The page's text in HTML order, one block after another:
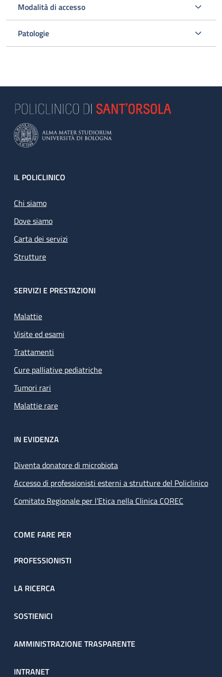
Modalità di accesso
Patologie
Footer
IL POLICLINICO
Chi siamo
Dove siamo
Carta dei servizi
Strutture
SERVIZI E PRESTAZIONI
Malattie
Visite ed esami
Trattamenti
Cure palliative pediatriche
Tumori rari
Malattie rare
IN EVIDENZA
Diventa donatore di microbiota
Accesso di professionisti esterni a strutture del Policlinico
Comitato Regionale per l’Etica nella Clinica COREC
COME FARE PER
PROFESSIONISTI
LA RICERCA
SOSTIENICI
AMMINISTRAZIONE TRASPARENTE
INTRANET